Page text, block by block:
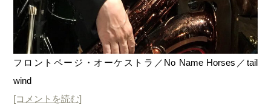
フロントページ・オーケストラ／No Name Horses／tail
wind
[コメントを読む]